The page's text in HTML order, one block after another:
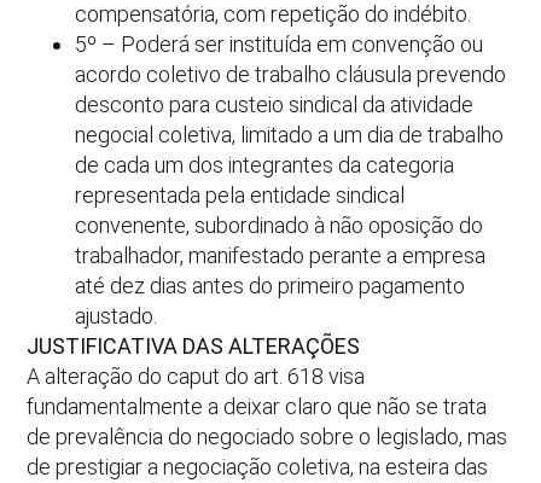
compensatória, com repetição do indébito.
5º – Poderá ser instituída em convenção ou
acordo coletivo de trabalho cláusula prevendo
desconto para custeio sindical da atividade
negocial coletiva, limitado a um dia de trabalho
de cada um dos integrantes da categoria
representada pela entidade sindical
convenente, subordinado à não oposição do
trabalhador, manifestado perante a empresa
até dez dias antes do primeiro pagamento
ajustado.
JUSTIFICATIVA DAS ALTERAÇÕES
A alteração do caput do art. 618 visa
fundamentalmente a deixar claro que não se trata
de prevalência do negociado sobre o legislado, mas
de prestigiar a negociação coletiva, na esteira das